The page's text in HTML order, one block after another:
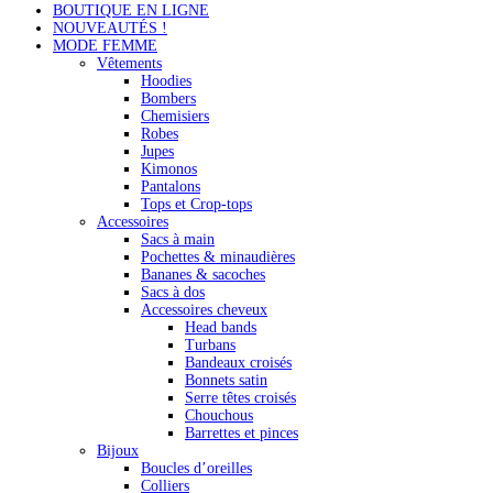
BOUTIQUE EN LIGNE
NOUVEAUTÉS !
MODE FEMME
Vêtements
Hoodies
Bombers
Chemisiers
Robes
Jupes
Kimonos
Pantalons
Tops et Crop-tops
Accessoires
Sacs à main
Pochettes & minaudières
Bananes & sacoches
Sacs à dos
Accessoires cheveux
Head bands
Turbans
Bandeaux croisés
Bonnets satin
Serre têtes croisés
Chouchous
Barrettes et pinces
Bijoux
Boucles d’oreilles
Colliers